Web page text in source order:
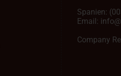
Spanien:
Email:
Company